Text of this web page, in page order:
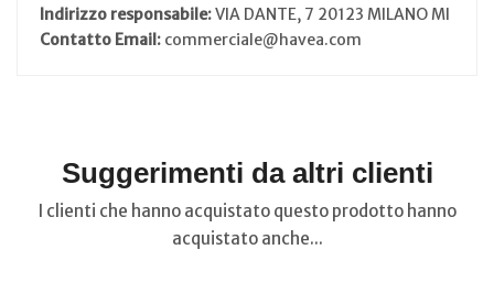
Indirizzo responsabile:VIA DANTE, 7 20123 MILANO MI
Contatto Email: commerciale@havea.com
Suggerimenti da altri clienti
I clienti che hanno acquistato questo prodotto hanno
acquistato anche...